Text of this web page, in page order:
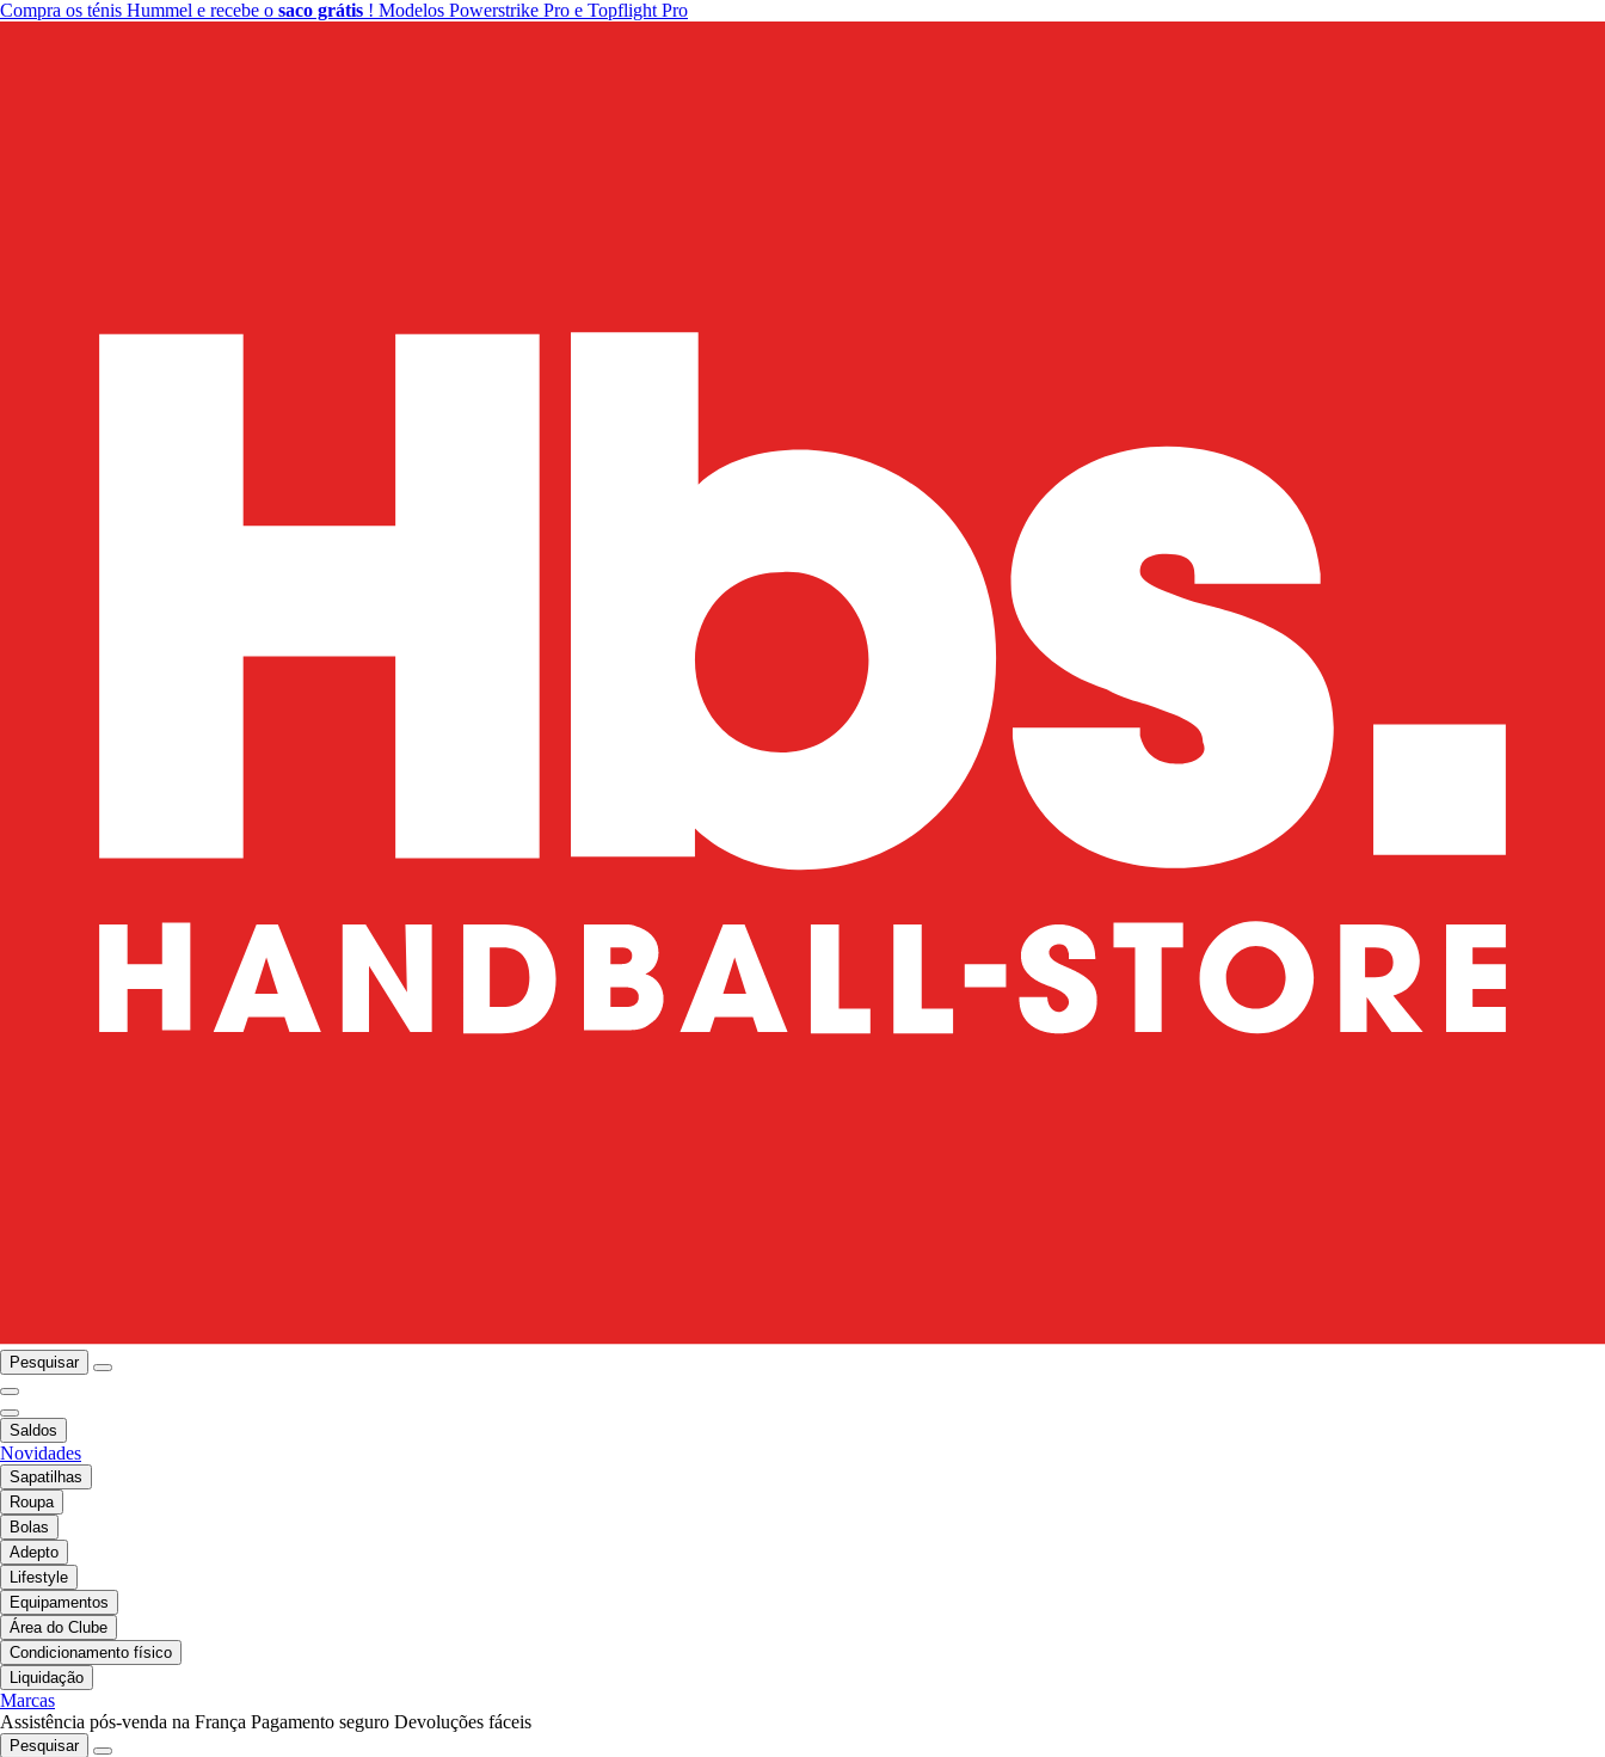
Compra os ténis Hummel e recebe o saco grátis ! Modelos Powerstrike Pro e Topflight Pro
Pesquisar
Saldos
Novidades
Sapatilhas
Roupa
Bolas
Adepto
Lifestyle
Equipamentos
Área do Clube
Condicionamento físico
Liquidação
Marcas
Assistência pós-venda na França Pagamento seguro Devoluções fáceis
Pesquisar